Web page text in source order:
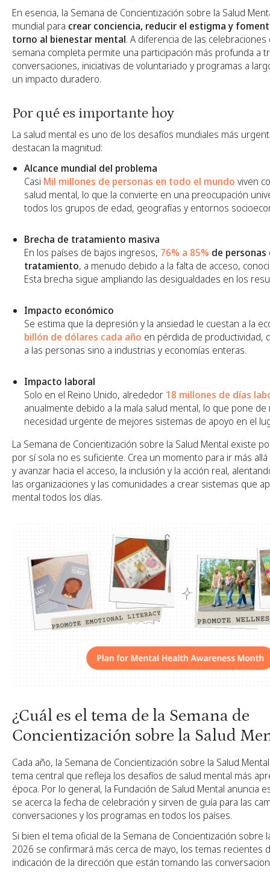
En esencia, la Semana de Concientización sobre la Salud
mundial para crear conciencia, reducir el estigma y
torno al bienestar mental. A diferencia de las
semana completa permite una participación más profunda a
conversaciones, iniciativas de voluntariado y programas a
un impacto duradero.
Por qué es importante hoy
La salud mental es uno de los desafíos mundiales más
destacan la magnitud:
Alcance mundial del problema
Casi Mil millones de personas en todo el mundo viven
salud mental, lo que la convierte en una preocupación
todos los grupos de edad, geografías y entornos
Brecha de tratamiento masiva
En los países de bajos ingresos, 76% a 85% de personas
tratamiento, a menudo debido a la falta de acceso,
Esta brecha sigue ampliando las desigualdades en los
Impacto económico
Se estima que la depresión y la ansiedad le cuestan a la
billón de dólares cada año en pérdida de productividad,
a las personas sino a industrias y economías enteras.
Impacto laboral
Solo en el Reino Unido, alrededor 18 millones de días
anualmente debido a la mala salud mental, lo que pone de
necesidad urgente de mejores sistemas de apoyo en el
La Semana de Concientización sobre la Salud Mental existe
por sí sola no es suficiente. Crea un momento para ir más
y avanzar hacia el acceso, la inclusión y la acción real,
las organizaciones y las comunidades a crear sistemas que
mental todos los días.
¿Cuál es el tema de la Semana de
Concientización sobre la Salud
Cada año, la Semana de Concientización sobre la Salud
tema central que refleja los desafíos de salud mental más
época. Por lo general, la Fundación de Salud Mental anuncia
se acerca la fecha de celebración y sirven de guía para las
conversaciones y los programas en todos los países.
Si bien el tema oficial de la Semana de Concientización sobre
2026 se confirmará más cerca de mayo, los temas recientes
indicación de la dirección que están tomando las